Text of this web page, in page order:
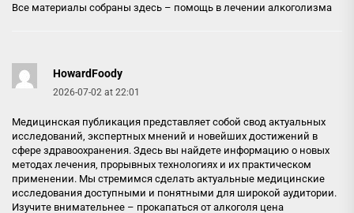
Все материалы собраны здесь – помощь в лечении алкоголизма
HowardFoody
2026-07-02 at 22:01
Медицинская публикация представляет собой свод актуальных
исследований, экспертных мнений и новейших достижений в
сфере здравоохранения. Здесь вы найдете информацию о новых
методах лечения, прорывных технологиях и их практическом
применении. Мы стремимся сделать актуальные медицинские
исследования доступными и понятными для широкой аудитории.
Изучите внимательнее – прокапаться от алкоголя цена